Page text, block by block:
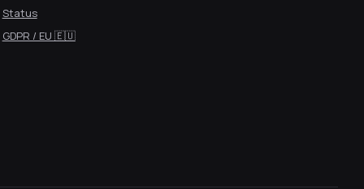
Status
GDPR / EU 🇪🇺